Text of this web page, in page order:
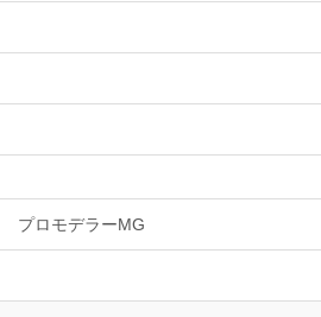
プロモデラーMG